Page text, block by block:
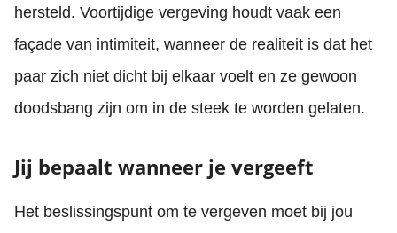
hersteld. Voortijdige vergeving houdt vaak een
façade van intimiteit, wanneer de realiteit is dat het
paar zich niet dicht bij elkaar voelt en ze gewoon
doodsbang zijn om in de steek te worden gelaten.
Jij bepaalt wanneer je vergeeft
Het beslissingspunt om te vergeven moet bij jou